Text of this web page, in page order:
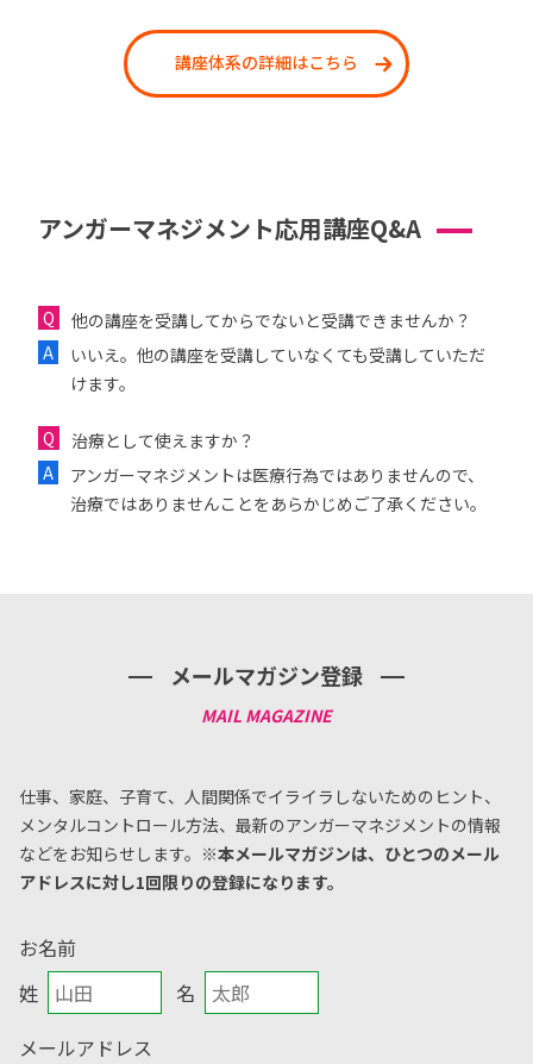
講座体系の詳細はこちら
アンガーマネジメント応用講座Q&A
他の講座を受講してからでないと受講できませんか？
いいえ。他の講座を受講していなくても受講していただ
けます。
治療として使えますか？
アンガーマネジメントは医療行為ではありませんので、
治療ではありませんことをあらかじめご了承ください。
メールマガジン登録
仕事、家庭、子育て、人間関係でイライラしないためのヒント、
メンタルコントロール方法、 最新のアンガーマネジメントの情報
などをお知らせします。 ※本メールマガジンは、ひとつのメール
アドレスに対し1回限りの登録になります。
お名前
姓
名
メールアドレス